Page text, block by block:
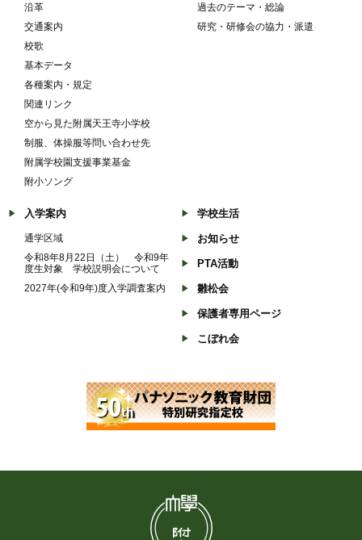
沿革
交通案内
校歌
基本データ
各種案内・規定
関連リンク
空から見た附属天王寺小学校
制服、体操服等問い合わせ先
附属学校園支援事業基金
附小ソング
過去のテーマ・総論
研究・研修会の協力・派遣
入学案内
通学区域
令和8年8月22日（土） 令和9年
度生対象 学校説明会について
2027年(令和9年)度入学調査案内
学校生活
お知らせ
PTA活動
雛松会
保護者専用ページ
こぼれ会